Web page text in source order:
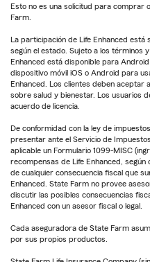
Esto no es una solicitud para comprar
Farm.
La participación de Life Enhanced está
según el estado. Sujeto a los términos
Enhanced está disponible para
dispositivo móvil iOS o Android para
Enhanced. Los clientes deben aceptar
sobre salud y bienestar. Los usuarios
acuerdo de licencia.
De conformidad con la ley de
presentar ante el Servicio de
aplicable un Formulario 1099-MISC
recompensas de Life Enhanced,
de cualquier consecuencia fiscal que
Enhanced. State Farm no provee
discutir las posibles consecuencias
Enhanced con un asesor fiscal o legal.
Cada aseguradora de State Farm
por sus propios productos.